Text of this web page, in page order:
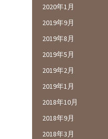
2020年1月
2019年9月
2019年8月
2019年5月
2019年2月
2019年1月
2018年10月
2018年9月
2018年3月